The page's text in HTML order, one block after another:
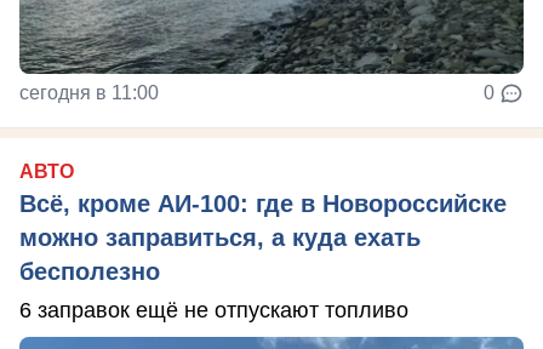
сегодня в 11:00 0
АВТО
Всё, кроме АИ-100: где в Новороссийске
можно заправиться, а куда ехать
бесполезно
6 заправок ещё не отпускают топливо